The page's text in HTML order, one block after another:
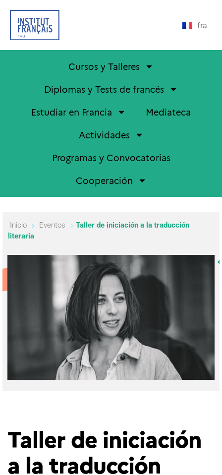
fra
Cursos y Talleres
Diplomas y Tests de francés
Estudiar en Francia
Mediateca
Actividades
Programas y Convocatorias
Cooperación
Inicio Eventos
Taller de iniciación a la traducción
literaria
Taller de iniciación
a la traducción